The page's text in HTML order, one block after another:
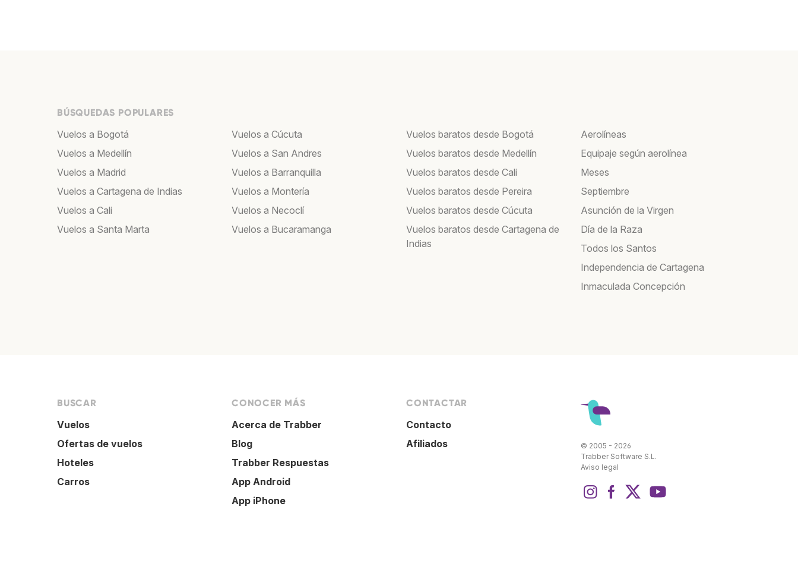
BÚSQUEDAS POPULARES
Vuelos a Bogotá
Vuelos a Medellín
Vuelos a Madrid
Vuelos a Cartagena de Indias
Vuelos a Cali
Vuelos a Santa Marta
Vuelos a Cúcuta
Vuelos a San Andres
Vuelos a Barranquilla
Vuelos a Montería
Vuelos a Necoclí
Vuelos a Bucaramanga
Vuelos baratos desde Bogotá
Vuelos baratos desde Medellín
Vuelos baratos desde Cali
Vuelos baratos desde Pereira
Vuelos baratos desde Cúcuta
Vuelos baratos desde Cartagena de
Indias
Aerolíneas
Equipaje según aerolínea
Meses
Septiembre
Asunción de la Virgen
Día de la Raza
Todos los Santos
Independencia de Cartagena
Inmaculada Concepción
BUSCAR
Vuelos
Ofertas de vuelos
Hoteles
Carros
CONOCER MÁS
Acerca de Trabber
Blog
Trabber Respuestas
App Android
App iPhone
CONTACTAR
Contacto
Afiliados
© 2005 - 2026
Trabber Software S.L.
Aviso legal